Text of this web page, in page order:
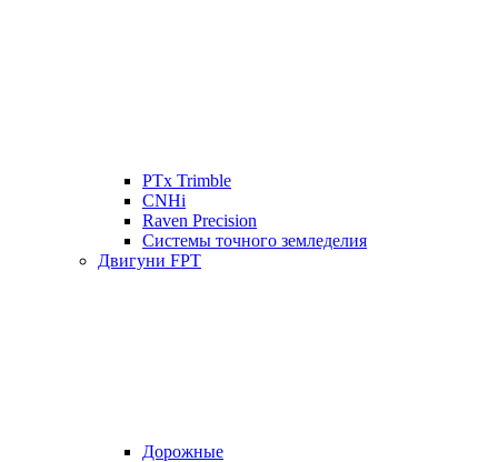
PTx Trimble
CNHi
Raven Precision
Системы точного земледелия
Двигуни FPT
Дорожные